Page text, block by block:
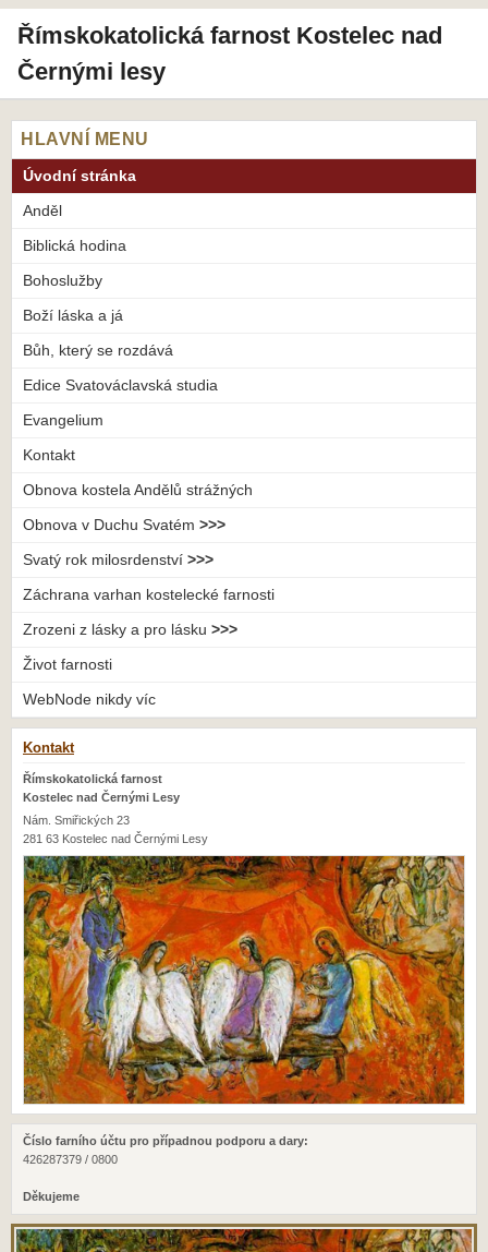
Římskokatolická farnost Kostelec nad
Černými lesy
HLAVNÍ MENU
Úvodní stránka
Anděl
Biblická hodina
Bohoslužby
Boží láska a já
Bůh, který se rozdává
Edice Svatováclavská studia
Evangelium
Kontakt
Obnova kostela Andělů strážných
Obnova v Duchu Svatém >>>
Svatý rok milosrdenství >>>
Záchrana varhan kostelecké farnosti
Zrozeni z lásky a pro lásku >>>
Život farnosti
WebNode nikdy víc
Kontakt
Římskokatolická farnost
Kostelec nad Černými Lesy
Nám. Smiřických 23
281 63 Kostelec nad Černými Lesy
Číslo farního účtu pro případnou podporu a dary:
426287379 / 0800
Děkujeme